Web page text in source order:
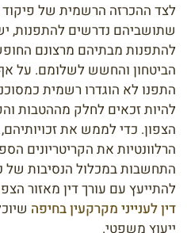
לצד ההכרזה הרשמית של פיקוד
שתושביהם נדרשים להתפנות,
להתפנות מבתיהם מרצונם
הביטחון והחשש לשלומם. על
התפנו לא הוגדרו רשמית
להיות זכאים לחלק מההטבות
הצפון. כדי לממש את
הרלוונטיות את הקריטריונים
התחשבות במכלול הנסיבות
להתייעץ עם עורך דין מאזור
דין לענייני מקרקעין בחיפה
ייעוץ משפטי.